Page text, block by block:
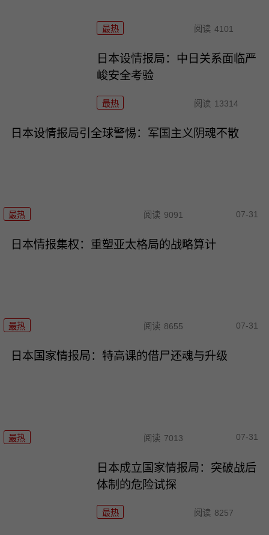
最热 阅读 4101
日本设情报局：中日关系面临严
峻安全考验
最热 阅读 13314
日本设情报局引全球警惕：军国主义阴魂不散
最热 阅读 9091 07-31
日本情报集权：重塑亚太格局的战略算计
最热 阅读 8655 07-31
日本国家情报局：特高课的借尸还魂与升级
最热 阅读 7013 07-31
日本成立国家情报局：突破战后
体制的危险试探
最热 阅读 8257